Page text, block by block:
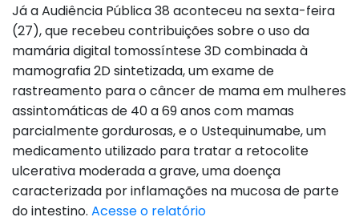
Já a Audiência Pública 38 aconteceu na sexta-feira
(27), que recebeu contribuições sobre o uso da
mamária digital tomossíntese 3D combinada à
mamografia 2D sintetizada, um exame de
rastreamento para o câncer de mama em mulheres
assintomáticas de 40 a 69 anos com mamas
parcialmente gordurosas, e o Ustequinumabe, um
medicamento utilizado para tratar a retocolite
ulcerativa moderada a grave, uma doença
caracterizada por inflamações na mucosa de parte
do intestino. Acesse o relatório